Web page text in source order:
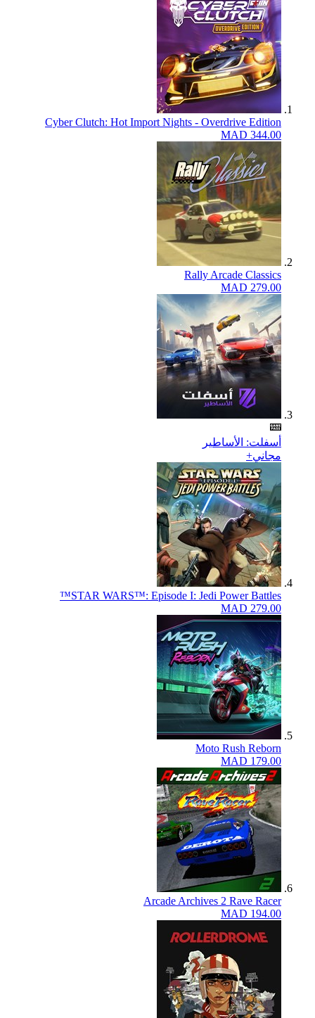
Cyber Clutch: Hot Import Nights - Overdrive Edition
MAD 344.00
Rally Arcade Classics
MAD 279.00
أسفلت: الأساطير
مجاني+
STAR WARS™: Episode I: Jedi Power Battles™
MAD 279.00
Moto Rush Reborn
MAD 179.00
Arcade Archives 2 Rave Racer
MAD 194.00